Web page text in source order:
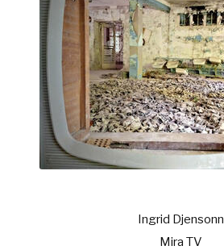
Ingrid Djensonn
Mira TV